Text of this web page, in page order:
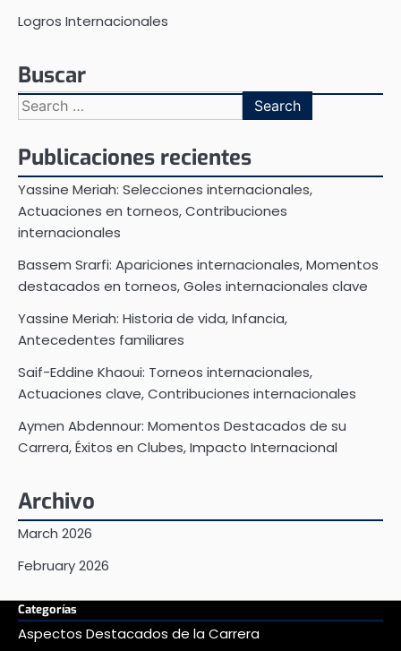
Logros Internacionales
Buscar
Search
for:
Publicaciones recientes
Yassine Meriah: Selecciones internacionales,
Actuaciones en torneos, Contribuciones
internacionales
Bassem Srarfi: Apariciones internacionales, Momentos
destacados en torneos, Goles internacionales clave
Yassine Meriah: Historia de vida, Infancia,
Antecedentes familiares
Saif-Eddine Khaoui: Torneos internacionales,
Actuaciones clave, Contribuciones internacionales
Aymen Abdennour: Momentos Destacados de su
Carrera, Éxitos en Clubes, Impacto Internacional
Archivo
March 2026
February 2026
Categorías
Aspectos Destacados de la Carrera